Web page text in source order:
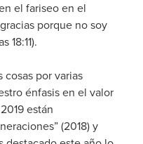
el fariseo en el
porque no soy
18:11).
por varias
énfasis en el valor
están
(2018) y